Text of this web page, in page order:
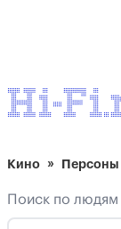
Кино Персоны
Поиск по людям